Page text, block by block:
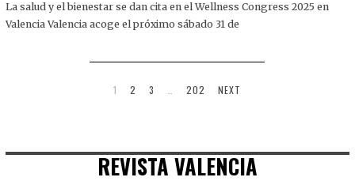
O
,
La salud y el bienestar se dan cita en el Wellness Congress 2025 en
Valencia Valencia acoge el próximo sábado 31 de
1 2 3 202 NEXT
REVISTA VALENCIA